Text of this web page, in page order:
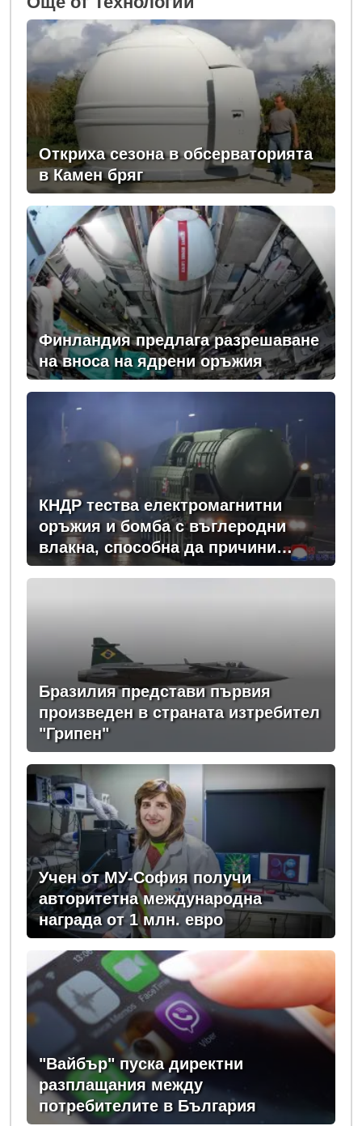
Откриха сезона в обсерваторията
в Камен бряг
Финландия предлага разрешаване
на вноса на ядрени оръжия
КНДР тества електромагнитни
оръжия и бомба с въглеродни
влакна, способна да причини
мащабно прекъсвания на
Бразилия представи първия
произведен в страната изтребител
"Грипен"
Учен от МУ-София получи
авторитетна международна
награда от 1 млн. евро
"Вайбър" пуска директни
разплащания между
потребителите в България